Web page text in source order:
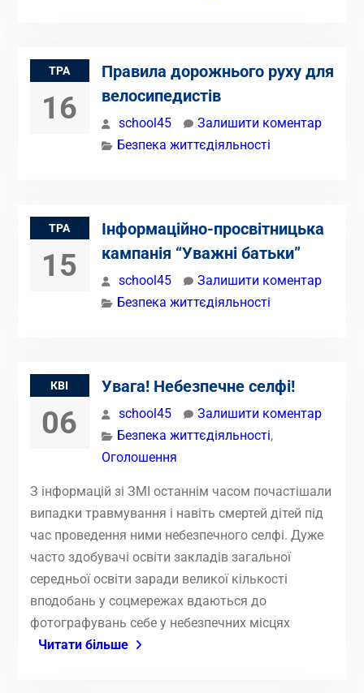
ТРА
16
Правила дорожнього руху для
велосипедистів
school45
Залишити коментар
Безпека життєдіяльності
ТРА
15
Інформаційно-просвітницька
кампанія “Уважні батьки”
school45
Залишити коментар
Безпека життєдіяльності
КВІ
06
Увага! Небезпечне селфі!
school45
Залишити коментар
Безпека життєдіяльності,
Оголошення
З інформацій зі ЗМІ останнім часом почастішали
випадки травмування і навіть смертей дітей під
час проведення ними небезпечного селфі. Дуже
часто здобувачі освіти закладів загальної
середньої освіти заради великої кількості
вподобань у соцмережах вдаються до
фотографувань себе у небезпечних місцях
Читати більше